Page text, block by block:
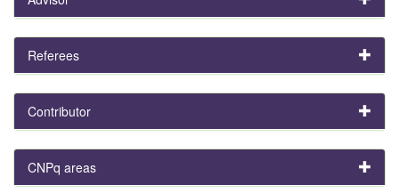
Referees
Contributor
CNPq areas